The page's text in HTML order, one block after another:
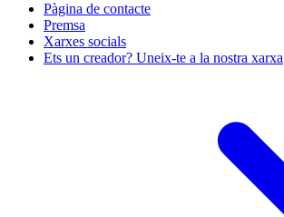
Pàgina de contacte
Premsa
Xarxes socials
Ets un creador? Uneix-te a la nostra xarxa